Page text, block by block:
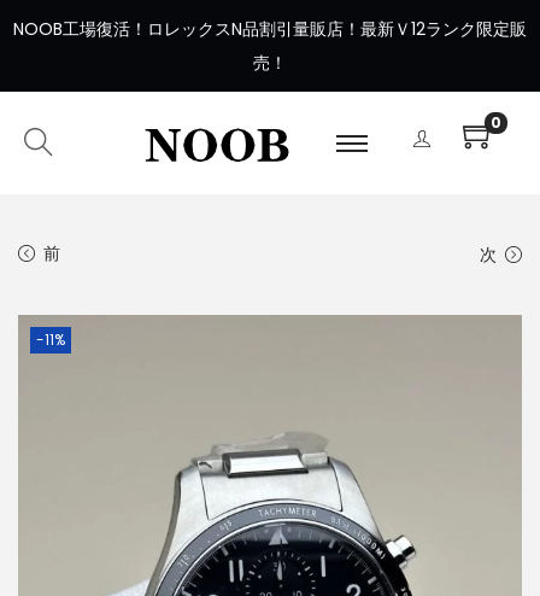
NOOB工場復活 ！ ロレックスN品割引量販店！最新Ｖ12ランク限定販
売！
0
前 次
-11%